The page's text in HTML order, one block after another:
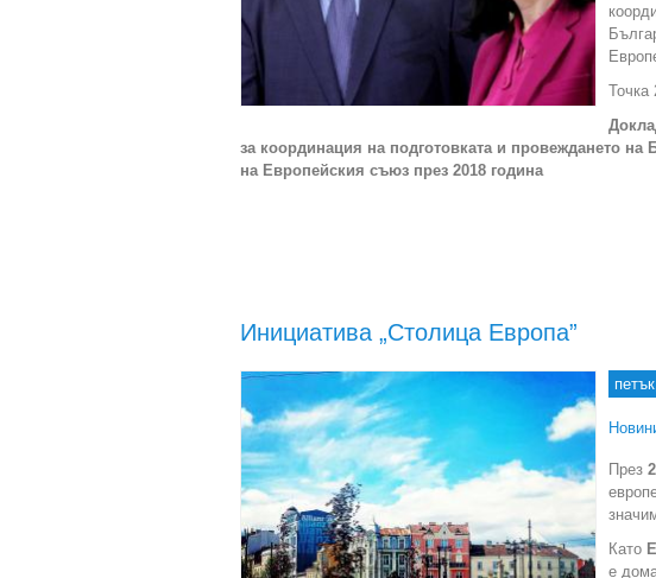
Точка
за координация на подготовката и провеждането на
на Европейския съюз през 2018
Инициатива „Столица Европа”
През
Като
е